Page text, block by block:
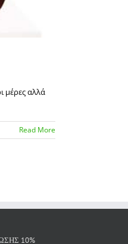
μέρες αλλά
Read More
10%